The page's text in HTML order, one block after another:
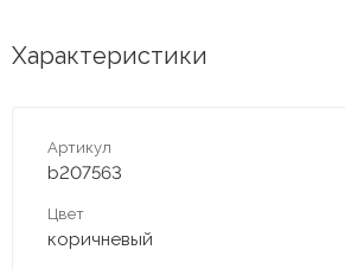
Характеристики
Артикул
b207563
Цвет
коричневый